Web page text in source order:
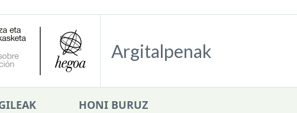
Argitalpenak
HONI BURUZ